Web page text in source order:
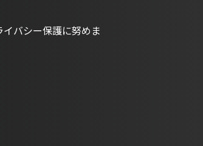
バシー保護に努めま